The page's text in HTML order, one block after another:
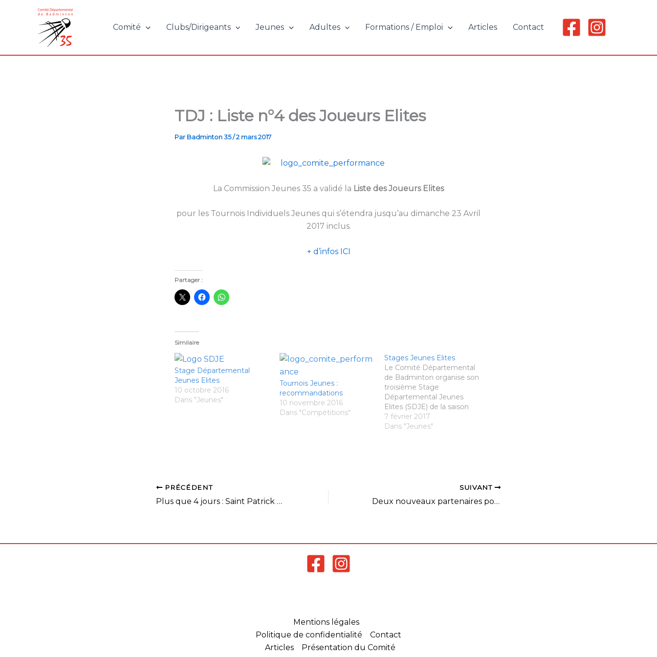
Comité Clubs/Dirigeants Jeunes Adultes Formations / Emploi Articles Contact
TDJ : Liste n°4 des Joueurs Elites
Par Badminton 35/2 mars 2017
La Commission Jeunes 35 a validé la Liste des Joueurs Elites
pour les Tournois Individuels Jeunes qui s’étendra jusqu’au dimanche 23 Avril
2017 inclus.
+ d’infos ICI
Partager :
Similaire
Stage Départemental
Jeunes Elites
10 octobre 2016
Dans "Jeunes"
Tournois Jeunes :
recommandations
10 novembre 2016
Dans "Compétitions"
Stages Jeunes Elites
Le Comité Départemental
de Badminton organise son
troisième Stage
Départemental Jeunes
Elites (SDJE) de la saison
2016/2017, ouvert aux
catégories minibad-
joueurs…
7 février 2017
Dans "Jeunes"
PRÉCÉDENT
Plus que 4 jours : Saint Patrick 2017
SUIVANT
Deux nouveaux partenaires pour le Comité
Mentions légales
Politique de confidentialité
Contact
Articles
Présentation du Comité